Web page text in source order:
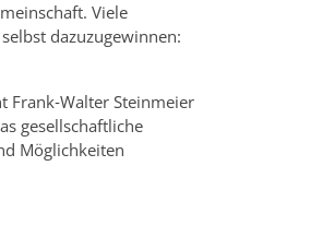
Viele
dazuzugewinnen:
Frank‑Walter Steinmeier
gesellschaftliche
Möglichkeiten